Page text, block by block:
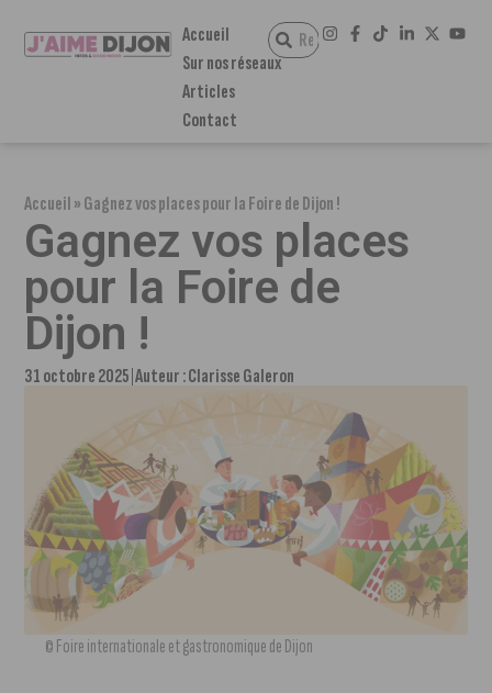
Accueil
Sur nos réseaux
Articles
Contact
Accueil»Gagnez vos places pour la Foire de Dijon !
Gagnez vos places
pour la Foire de
Dijon !
31 octobre 2025 Auteur :Clarisse Galeron
© Foire internationale et gastronomique de Dijon